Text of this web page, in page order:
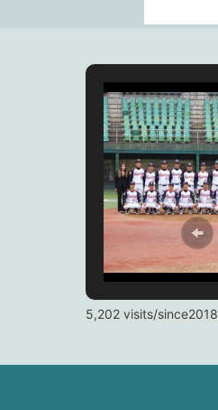
5,202 visits/since2018